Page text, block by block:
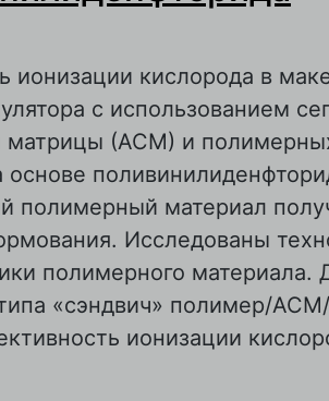
ионизации кислорода в
с использованием
матрицы (АСМ) и
основе
полимерный материал
Исследованы
полимерного материала.
«сэндвич» полимер/
ионизации